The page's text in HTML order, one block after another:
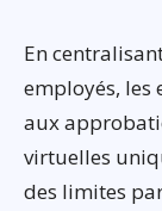
En
employés, les
aux
virtuelles
des limites